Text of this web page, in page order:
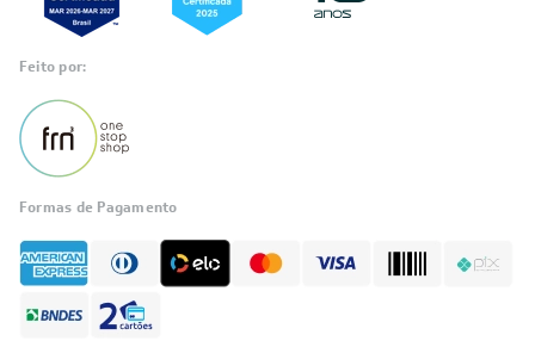
Feito por:
Formas de Pagamento
Fale com a LIA